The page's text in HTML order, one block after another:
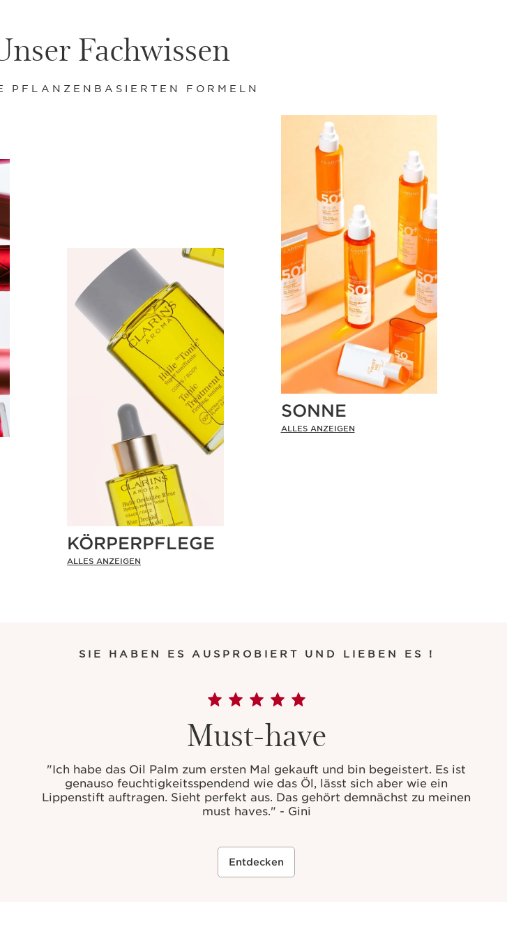
Fachwissen
PFLANZENBASIERTEN FORMELN
KÖRPERPFLEGE
ALLES ANZEIGEN
SONNE
ALLES ANZEIGEN
SIE HABEN ES AUSPROBIERT UND LIEBEN ES !
Must-have
"Ich habe das Oil Palm zum ersten Mal gekauft und bin begeistert. Es ist
genauso feuchtigkeitsspendend wie das Öl, lässt sich aber wie ein
Lippenstift auftragen. Sieht perfekt aus. Das gehört demnächst zu meinen
must haves." - Gini
Entdecken